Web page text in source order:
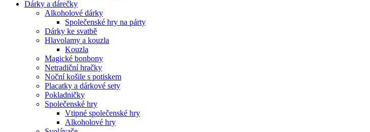
Dárky a dárečky
Alkoholové dárky
Společenské hry na párty
Dárky ke svatbě
Hlavolamy a kouzla
Kouzla
Magické bonbony
Netradiční hračky
Noční košile s potiskem
Placatky a dárkové sety
Pokladničky
Společenské hry
Vtipné společenské hry
Alkoholové hry